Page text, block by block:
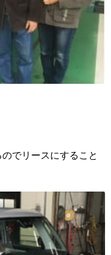
でリースにすること